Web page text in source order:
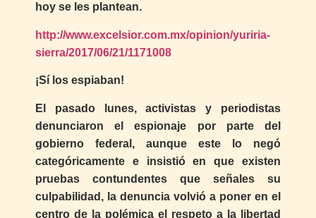
hoy se les plantean.
http://www.excelsior.com.mx/opinion/yuriria-
sierra/2017/06/21/1171008
¡Sí los espiaban!
El pasado lunes, activistas y periodistas
denunciaron el espionaje por parte del
gobierno federal, aunque este lo negó
categóricamente e insistió en que existen
pruebas contundentes que señales su
culpabilidad, la denuncia volvió a poner en el
centro de la polémica el respeto a la libertad